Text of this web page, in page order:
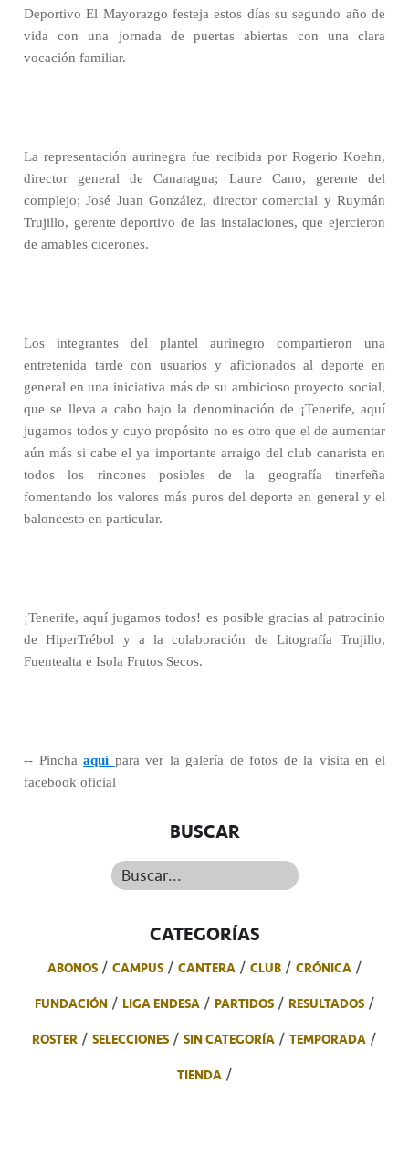
Deportivo El Mayorazgo festeja estos días su segundo año de
vida con una jornada de puertas abiertas con una clara
vocación familiar.
La representación aurinegra fue recibida por Rogerio Koehn,
director general de Canaragua; Laure Cano, gerente del
complejo; José Juan González, director comercial y Ruymán
Trujillo, gerente deportivo de las instalaciones, que ejercieron
de amables cicerones.
Los integrantes del plantel aurinegro compartieron una
entretenida tarde con usuarios y aficionados al deporte en
general en una iniciativa más de su ambicioso proyecto social,
que se lleva a cabo bajo la denominación de ¡Tenerife, aquí
jugamos todos y cuyo propósito no es otro que el de aumentar
aún más si cabe el ya importante arraigo del club canarista en
todos los rincones posibles de la geografía tinerfeña
fomentando los valores más puros del deporte en general y el
baloncesto en particular.
¡Tenerife, aquí jugamos todos! es posible gracias al patrocinio
de HiperTrébol y a la colaboración de Litografía Trujillo,
Fuentealta e Isola Frutos Secos.
-- Pinchaaquí para ver la galería de fotos de la visita en el
facebook oficial
BUSCAR
Buscar...
CATEGORÍAS
ABONOS CAMPUS CANTERA CLUB
CRÓNICA
FUNDACIÓN
LIGA ENDESA PARTIDOS
RESULTADOS
ROSTER
SELECCIONES SIN CATEGORÍA
TEMPORADA
TIENDA